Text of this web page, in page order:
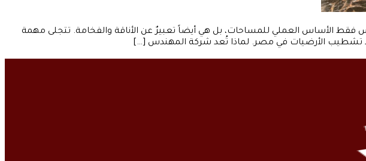
فقط الأساس العملي للمساحات، بل هي أيضاً تعبيرٌ عن الأناقة والفخامة. تتجلى مهمة
تشطيب الأرضيات في مصر. لماذا تُعد شركة المهندس […]